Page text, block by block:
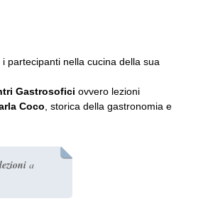
partecipanti nella cucina della sua
Gastrosofici ovvero lezioni
Coco , storica della gastronomia e
a